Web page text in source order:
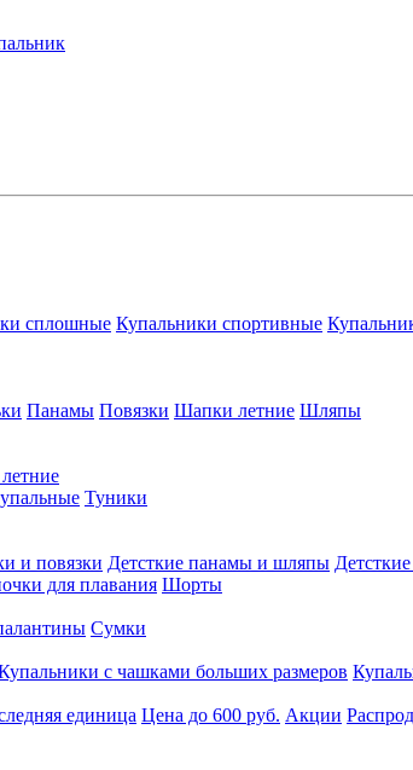
сплошные Купальники спортивные
Панамы Повязки Шапки летние Шляпы
Туники
и повязки Детсткие панамы и шляпы
для плавания Шорты
Сумки
с чашками больших размеров
единица Цена до 600 руб. Акции